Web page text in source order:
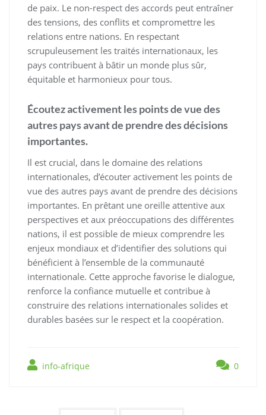
de paix. Le non-respect des accords peut entraîner
des tensions, des conflits et compromettre les
relations entre nations. En respectant
scrupuleusement les traités internationaux, les
pays contribuent à bâtir un monde plus sûr,
équitable et harmonieux pour tous.
Écoutez activement les points de vue des
autres pays avant de prendre des décisions
importantes.
Il est crucial, dans le domaine des relations
internationales, d’écouter activement les points de
vue des autres pays avant de prendre des décisions
importantes. En prêtant une oreille attentive aux
perspectives et aux préoccupations des différentes
nations, il est possible de mieux comprendre les
enjeux mondiaux et d’identifier des solutions qui
bénéficient à l’ensemble de la communauté
internationale. Cette approche favorise le dialogue,
renforce la confiance mutuelle et contribue à
construire des relations internationales solides et
durables basées sur le respect et la coopération.
info-afrique 0